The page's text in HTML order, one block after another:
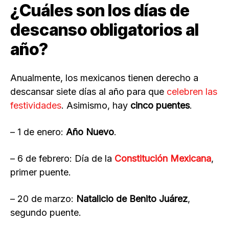
¿Cuáles son los días de
descanso obligatorios al
año?
Anualmente, los mexicanos tienen derecho a
descansar siete días al año para que celebren las
festividades. Asimismo, hay cinco puentes.
– 1 de enero: Año Nuevo.
– 6 de febrero: Día de la Constitución Mexicana,
primer puente.
– 20 de marzo: Natalicio de Benito Juárez,
segundo puente.